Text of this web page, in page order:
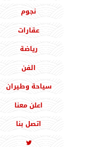
نجوم
عقارات
رياضة
الفن
سياحة وطيران
اعلن معنا
اتصل بنا
